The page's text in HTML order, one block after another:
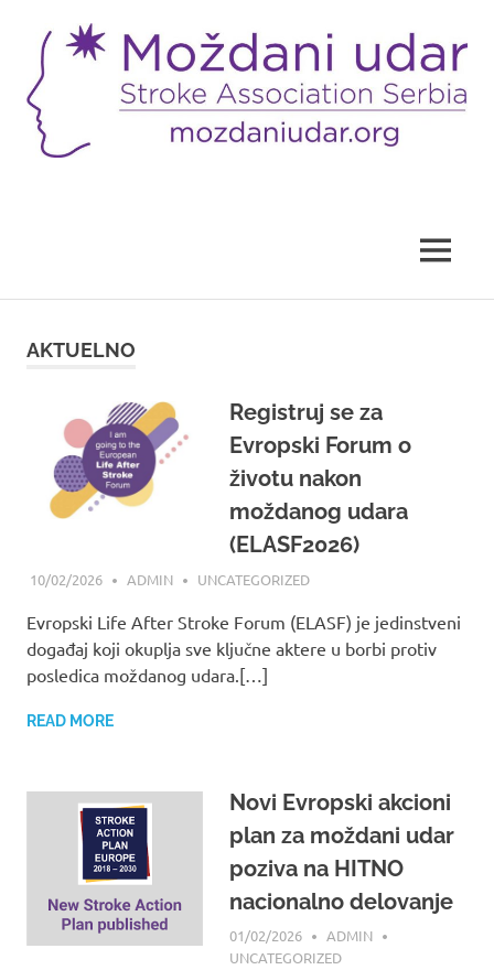
content
MENU
AKTUELNO
Registruj se za
Evropski Forum o
životu nakon
moždanog udara
(ELASF2026)
10/02/2026 ADMIN UNCATEGORIZED
Evropski Life After Stroke Forum (ELASF) je jedinstveni
događaj koji okuplja sve ključne aktere u borbi protiv
posledica moždanog udara.[…]
READ MORE
Novi Evropski akcioni
plan za moždani udar
poziva na HITNO
nacionalno delovanje
01/02/2026
ADMIN
UNCATEGORIZED